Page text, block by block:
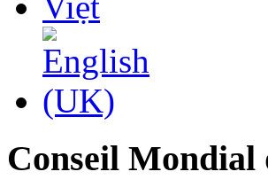
Conseil Mondial